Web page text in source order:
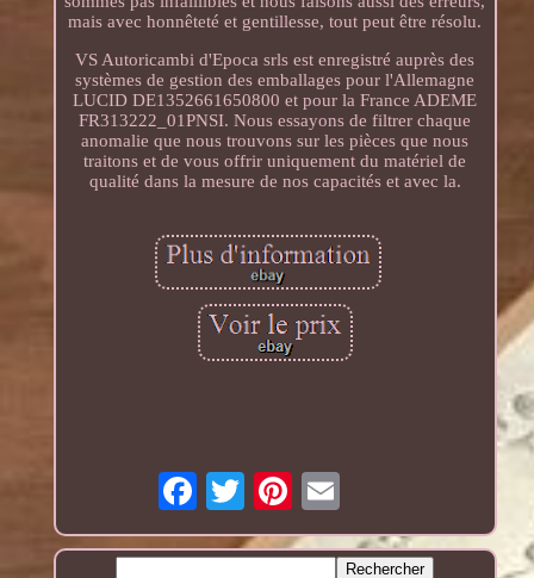
mais avec honnêteté et gentillesse, tout peut être résolu.
VS Autoricambi d'Epoca srls est enregistré auprès des
systèmes de gestion des emballages pour l'Allemagne
LUCID DE1352661650800 et pour la France ADEME
FR313222_01PNSI. Nous essayons de filtrer chaque
anomalie que nous trouvons sur les pièces que nous
traitons et de vous offrir uniquement du matériel de
qualité dans la mesure de nos capacités et avec la.